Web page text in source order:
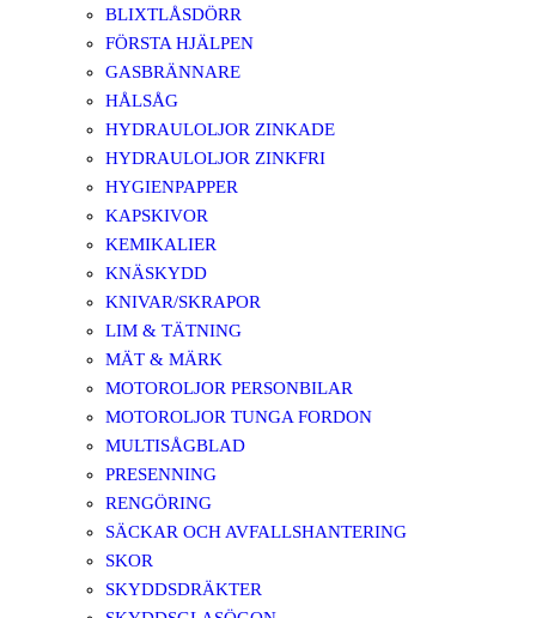
BLIXTLÅSDÖRR
FÖRSTA HJÄLPEN
GASBRÄNNARE
HÅLSÅG
HYDRAULOLJOR ZINKADE
HYDRAULOLJOR ZINKFRI
HYGIENPAPPER
KAPSKIVOR
KEMIKALIER
KNÄSKYDD
KNIVAR/SKRAPOR
LIM & TÄTNING
MÄT & MÄRK
MOTOROLJOR PERSONBILAR
MOTOROLJOR TUNGA FORDON
MULTISÅGBLAD
PRESENNING
RENGÖRING
SÄCKAR OCH AVFALLSHANTERING
SKOR
SKYDDSDRÄKTER